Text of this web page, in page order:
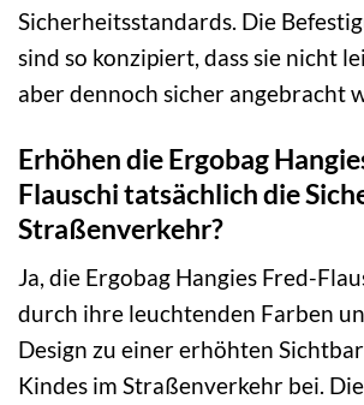
Sicherheitsstandards. Die
sind so konzipiert, dass sie nicht
aber dennoch sicher angebracht
Erhöhen die Ergobag
Flauschi tatsächlich die
Straßenverkehr?
Ja, die Ergobag Hangies Fred-
durch ihre leuchtenden Farben
Design zu einer erhöhten
Kindes im Straßenverkehr bei.